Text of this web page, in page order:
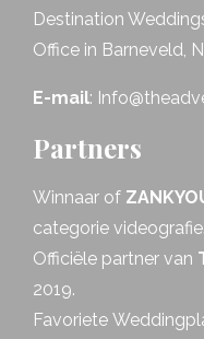
Destination
Office in Barneveld,
E-mail:
Partners
Winnaar of
categorie videografie.
Officiële partner van
2019.
Favoriete